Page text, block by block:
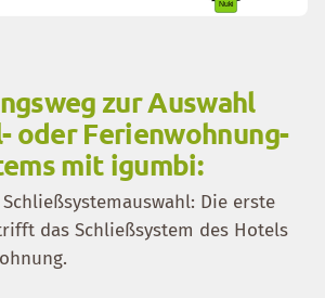
zur Auswahl
oder Ferienwohnung-
mit igumbi:
Die erste
das Schließsystem des Hotels